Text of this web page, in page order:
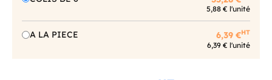
5,88 € l'unité
A LA PIECE 6,39 €HT
6,39 € l'unité